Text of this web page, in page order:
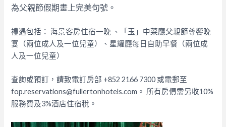
為父親節假期畫上完美句號。
禮遇包括： 海景客房住宿一晚 、
「玉」中菜廳父親節尊饗晚
宴（兩位成人及一位兒童）、 星耀廳每日自助早餐（兩位成
人及一位兒童）
查詢或預訂，請致電訂房部 +852 2166 7300 或電郵至
fop.reservations@fullertonhotels.com。 所有房價需另收10%
服務費及3%酒店住宿稅。